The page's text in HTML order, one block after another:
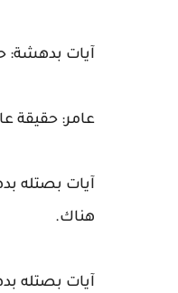
آيات بدهشة:
عامر: حقيقة
آيات بصتله
هناك.
آيات بصتله